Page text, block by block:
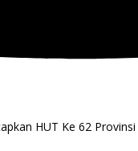
HUT Ke 62 Provinsi